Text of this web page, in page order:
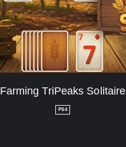
Farming TriPeaks Solitaire
PS4